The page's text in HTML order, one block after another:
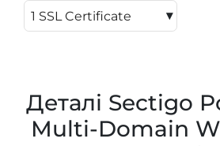
▾
Деталі Sectigo
Multi-Domain